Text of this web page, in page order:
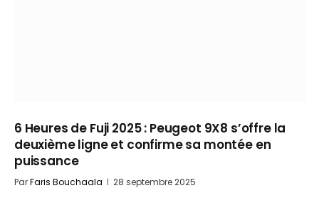
6 Heures de Fuji 2025 : Peugeot 9X8 s’offre la
deuxième ligne et confirme sa montée en
puissance
ParFaris Bouchaala 28 septembre 2025